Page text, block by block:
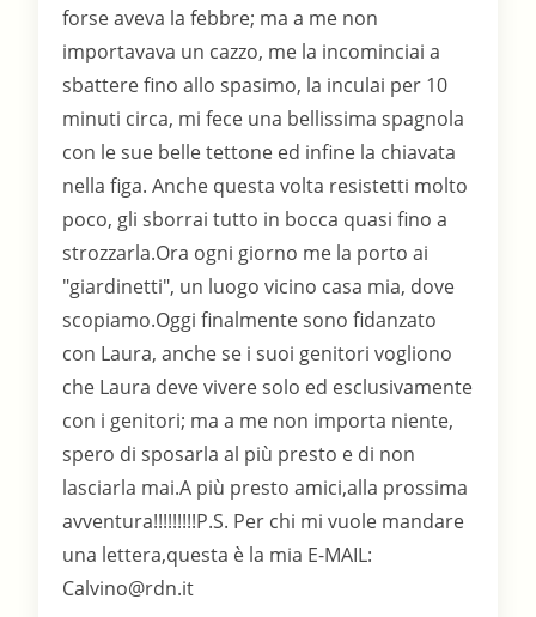
forse aveva la febbre; ma a me non
importavava un cazzo, me la incominciai a
sbattere fino allo spasimo, la inculai per 10
minuti circa, mi fece una bellissima spagnola
con le sue belle tettone ed infine la chiavata
nella figa. Anche questa volta resistetti molto
poco, gli sborrai tutto in bocca quasi fino a
strozzarla.Ora ogni giorno me la porto ai
"giardinetti", un luogo vicino casa mia, dove
scopiamo.Oggi finalmente sono fidanzato
con Laura, anche se i suoi genitori vogliono
che Laura deve vivere solo ed esclusivamente
con i genitori; ma a me non importa niente,
spero di sposarla al più presto e di non
lasciarla mai.A più presto amici,alla prossima
avventura!!!!!!!!!P.S. Per chi mi vuole mandare
una lettera,questa è la mia E-MAIL:
Calvino@rdn.it